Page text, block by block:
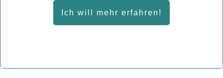
Ich will mehr erfahren!